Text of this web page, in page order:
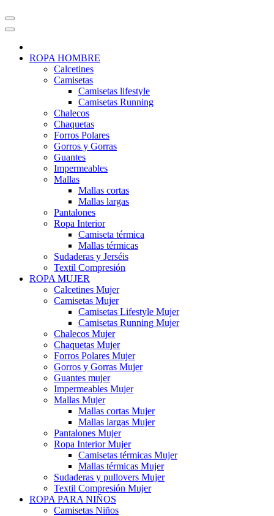
ROPA HOMBRE
Calcetines
Camisetas
Camisetas lifestyle
Camisetas Running
Chalecos
Chaquetas
Forros Polares
Gorros y Gorras
Guantes
Impermeables
Mallas
Mallas cortas
Mallas largas
Pantalones
Ropa Interior
Camiseta térmica
Mallas térmicas
Sudaderas y Jerséis
Textil Compresión
ROPA MUJER
Calcetines Mujer
Camisetas Mujer
Camisetas Lifestyle Mujer
Camisetas Running Mujer
Chalecos Mujer
Chaquetas Mujer
Forros Polares Mujer
Gorros y Gorras Mujer
Guantes mujer
Impermeables Mujer
Mallas Mujer
Mallas cortas Mujer
Mallas largas Mujer
Pantalones Mujer
Ropa Interior Mujer
Camisetas térmicas Mujer
Mallas térmicas Mujer
Sudaderas y pullovers Mujer
Textil Compresión Mujer
ROPA PARA NIÑOS
Camisetas Niños